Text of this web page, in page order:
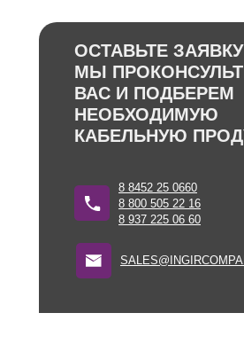
ОСТАВЬТЕ
МЫ
ВАС И ПОДБЕРЕМ
НЕОБХОДИМУЮ
КАБЕЛЬНУЮ
8 937 225 06 60
8 800 505 22 16
8 8452 25 0660